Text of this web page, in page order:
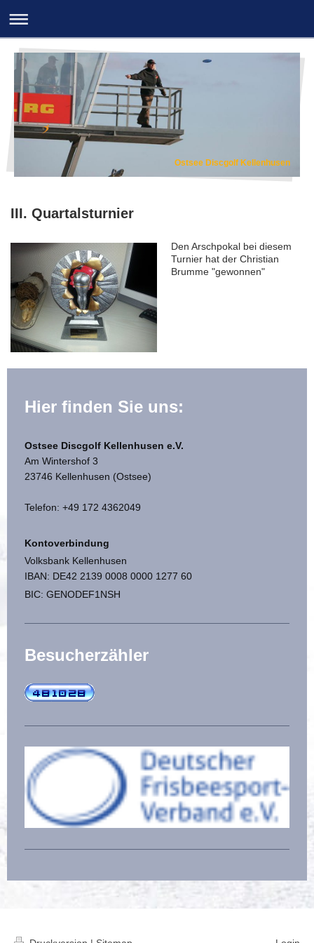
Ostsee Discgolf Kellenhusen
III. Quartalsturnier
Den Arschpokal bei diesem
Turnier hat der Christian
Brumme "gewonnen"
Hier finden Sie uns:
Ostsee Discgolf Kellenhusen e.V.
Am Wintershof 3
23746 Kellenhusen (Ostsee)
Telefon: +49 172 4362049
Kontoverbindung
Volksbank Kellenhusen
IBAN: DE42 2139 0008 0000 1277 60
BIC: GENODEF1NSH
Besucherzähler